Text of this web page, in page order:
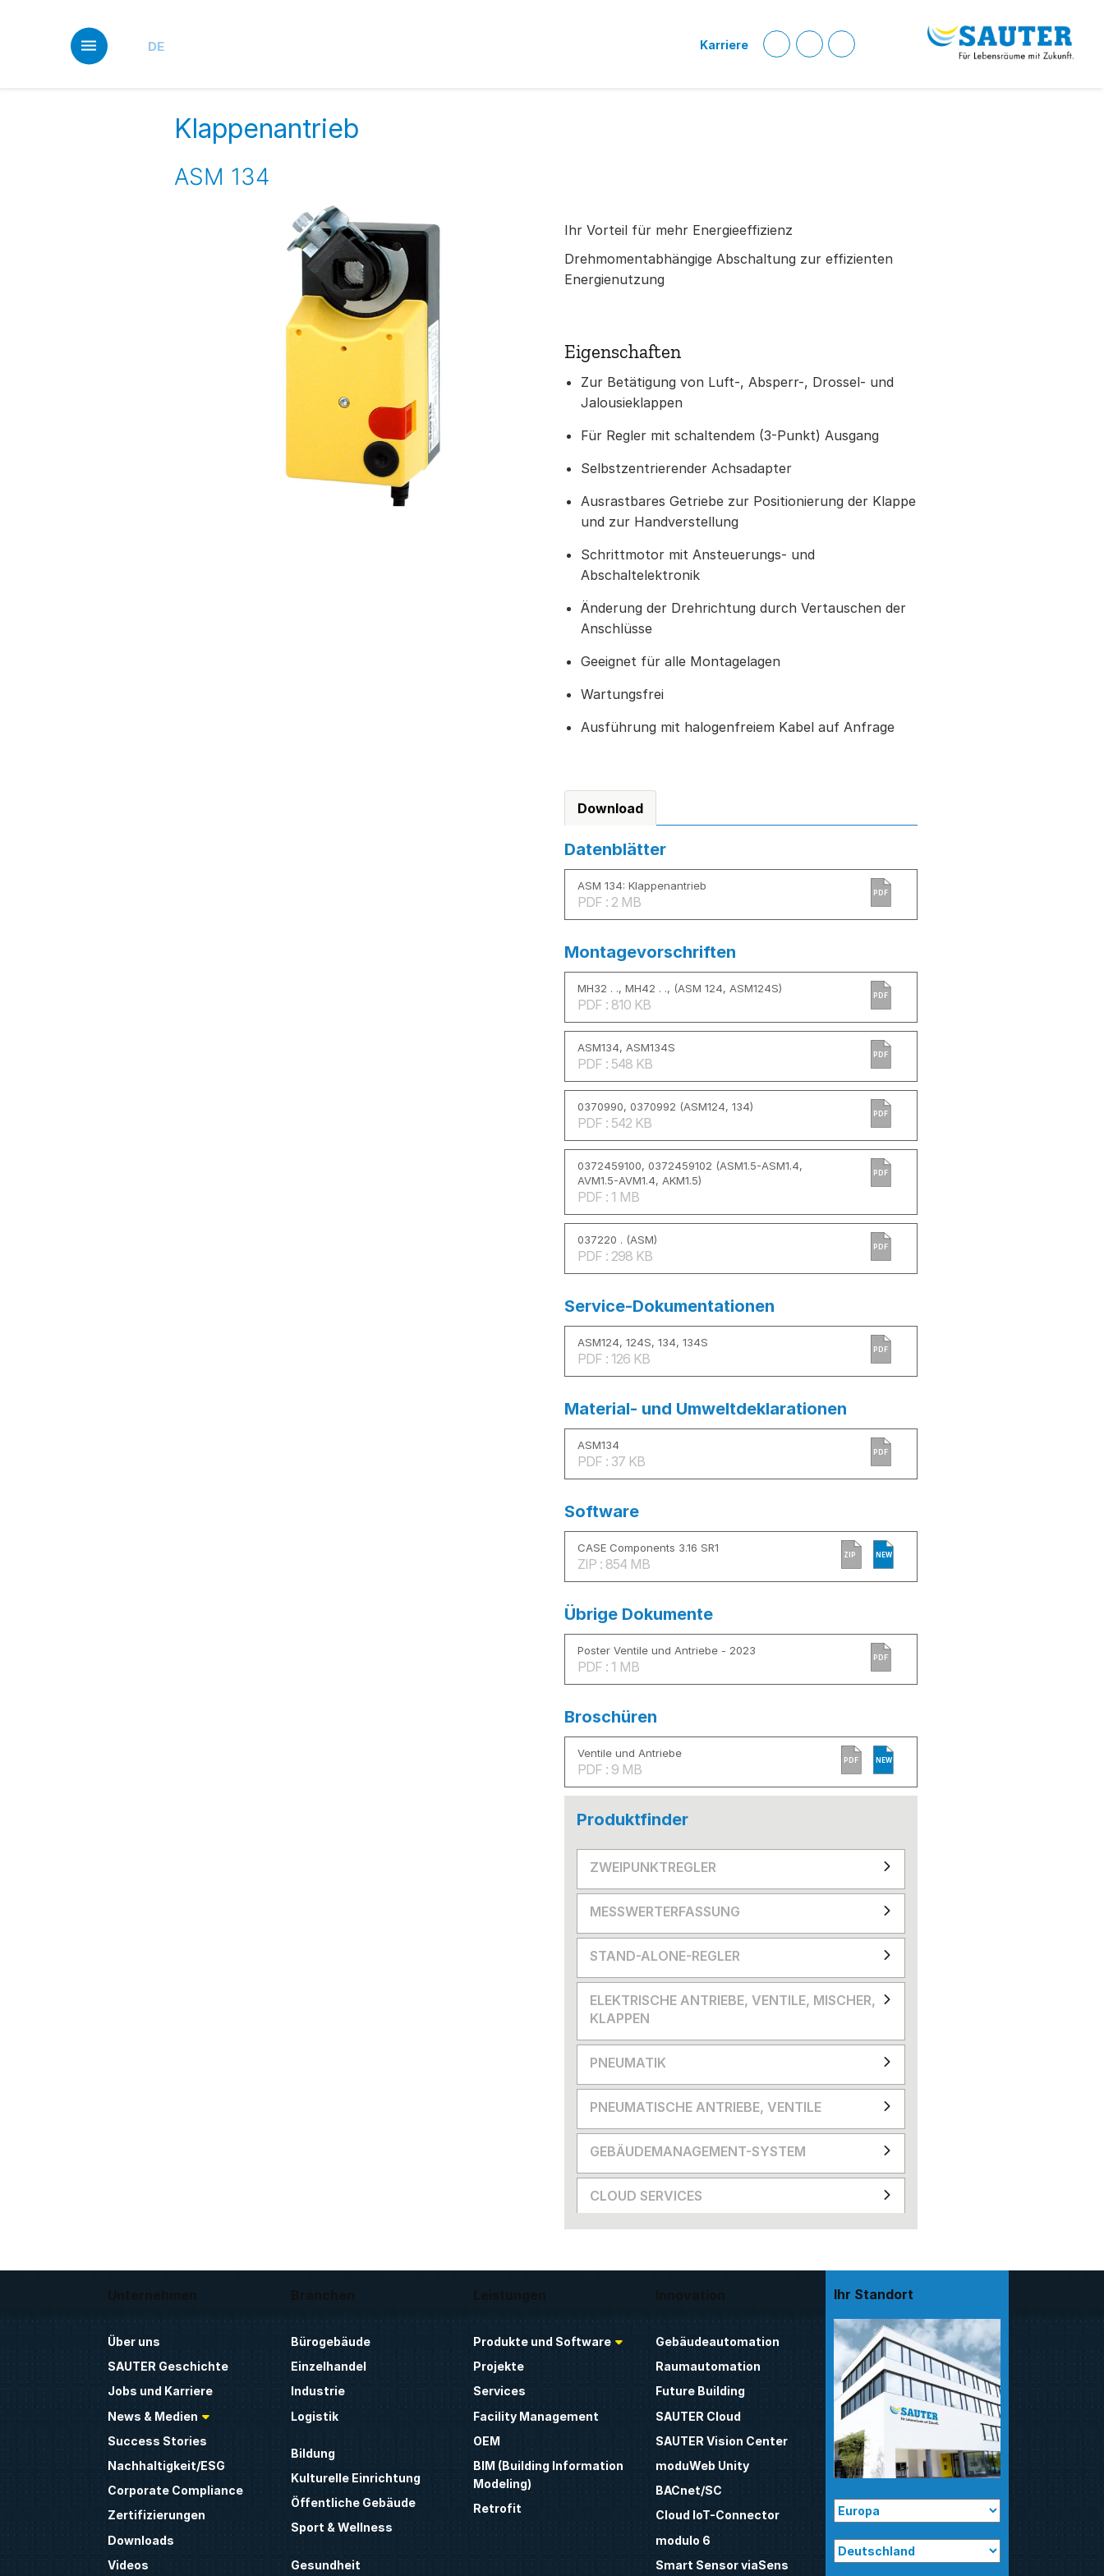
DE Karriere
Klappenantrieb
ASM 134
Ihr Vorteil für mehr Energieeffizienz
Drehmomentabhängige Abschaltung zur effizienten
Energienutzung
Eigenschaften
Zur Betätigung von Luft-, Absperr-, Drossel- und
Jalousieklappen
Für Regler mit schaltendem (3-Punkt) Ausgang
Selbstzentrierender Achsadapter
Ausrastbares Getriebe zur Positionierung der Klappe
und zur Handverstellung
Schrittmotor mit Ansteuerungs- und
Abschaltelektronik
Änderung der Drehrichtung durch Vertauschen der
Anschlüsse
Geeignet für alle Montagelagen
Wartungsfrei
Ausführung mit halogenfreiem Kabel auf Anfrage
Download
Datenblätter
ASM 134: Klappenantrieb
PDF : 2 MB
PDF
Montagevorschriften
MH32 . ., MH42 . ., (ASM 124, ASM124S)
PDF : 810 KB
PDF
ASM134, ASM134S
PDF : 548 KB
PDF
0370990, 0370992 (ASM124, 134)
PDF : 542 KB
PDF
0372459100, 0372459102 (ASM1.5-ASM1.4,
AVM1.5-AVM1.4, AKM1.5)
PDF : 1 MB
PDF
037220 . (ASM)
PDF : 298 KB
PDF
Service-Dokumentationen
ASM124, 124S, 134, 134S
PDF : 126 KB
PDF
Material- und Umweltdeklarationen
ASM134
PDF : 37 KB
PDF
Software
CASE Components 3.16 SR1
ZIP : 854 MB
ZIP NEW
Übrige Dokumente
Poster Ventile und Antriebe - 2023
PDF : 1 MB
PDF
Broschüren
Ventile und Antriebe
PDF : 9 MB
PDF NEW
Produktfinder
ZWEIPUNKTREGLER
MESSWERTERFASSUNG
STAND-ALONE-REGLER
ELEKTRISCHE ANTRIEBE, VENTILE, MISCHER,
KLAPPEN
PNEUMATIK
PNEUMATISCHE ANTRIEBE, VENTILE
GEBÄUDEMANAGEMENT-SYSTEM
CLOUD SERVICES
Unternehmen
Über uns
SAUTER Geschichte
Jobs und Karriere
News & Medien
Success Stories
Nachhaltigkeit/ESG
Corporate Compliance
Zertifizierungen
Downloads
Videos
Branchen
Bürogebäude
Einzelhandel
Industrie
Logistik
Bildung
Kulturelle Einrichtung
Öffentliche Gebäude
Sport & Wellness
Gesundheit
Leistungen
Produkte und Software
Projekte
Services
Facility Management
OEM
BIM (Building Information
Modeling)
Retrofit
Innovation
Gebäudeautomation
Raumautomation
Future Building
SAUTER Cloud
SAUTER Vision Center
moduWeb Unity
BACnet/SC
Cloud IoT-Connector
modulo 6
Smart Sensor viaSens
Ihr Standort